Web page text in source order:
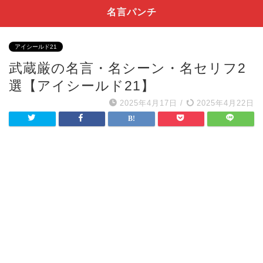
名言パンチ
アイシールド21
武蔵厳の名言・名シーン・名セリフ2
選【アイシールド21】
2025年4月17日 / 2025年4月22日